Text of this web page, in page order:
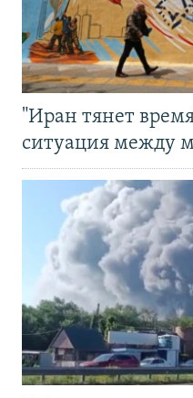
"Иран тянет
ситуация между